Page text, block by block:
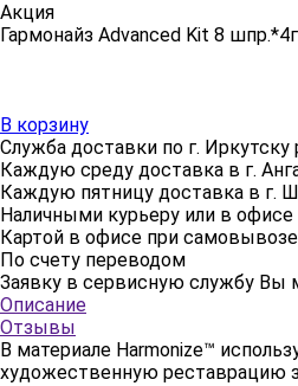
Акция
Гармонайз Advanced Kit 8
В корзину
Служба доставки по г. Иркутску
Каждую среду доставка в г.
Каждую пятницу доставка в г.
Наличными курьеру или в офисе
Картой в офисе при самовывозе
По счету переводом
Заявку в сервисную службу Вы
Описание
Отзывы
В материале Harmonize™
художественную реставрацию